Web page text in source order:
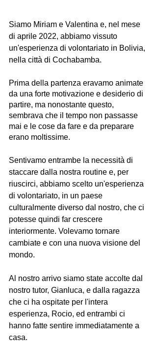
Siamo Miriam e Valentina e, nel mese
di aprile 2022, abbiamo vissuto
un'esperienza di volontariato in Bolivia,
nella città di Cochabamba.
Prima della partenza eravamo animate
da una forte motivazione e desiderio di
partire, ma nonostante questo,
sembrava che il tempo non passasse
mai e le cose da fare e da preparare
erano moltissime.
Sentivamo entrambe la necessità di
staccare dalla nostra routine e, per
riuscirci, abbiamo scelto un'esperienza
di volontariato, in un paese
culturalmente diverso dal nostro, che ci
potesse quindi far crescere
interiormente. Volevamo tornare
cambiate e con una nuova visione del
mondo.
Al nostro arrivo siamo state accolte dal
nostro tutor, Gianluca, e dalla ragazza
che ci ha ospitate per l'intera
esperienza, Rocio, ed entrambi ci
hanno fatte sentire immediatamente a
casa.